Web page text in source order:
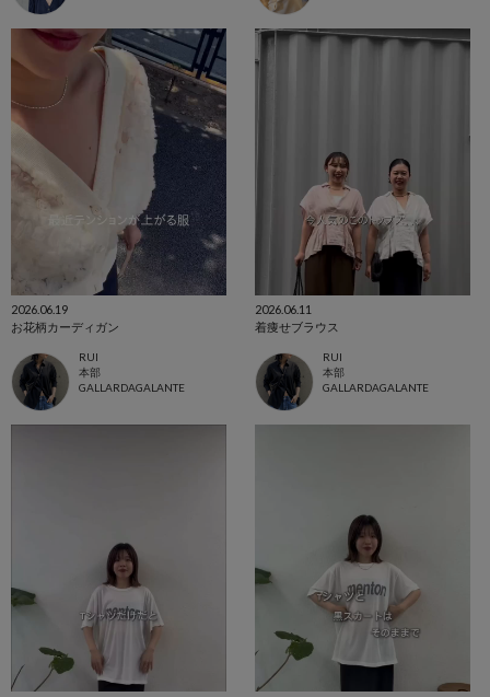
2026.06.19
お花柄カーディガン
RUI
本部
GALLARDAGALANTE
2026.06.11
着痩せブラウス
RUI
本部
GALLARDAGALANTE